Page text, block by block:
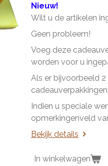
Nieuw!
Wilt u de artikelen
Geen probleem!
Voeg deze
worden voor u
Als er bijvoorbeeld
Indien u speciale
opmerkingenveld
Bekijk details
In winkelwagen